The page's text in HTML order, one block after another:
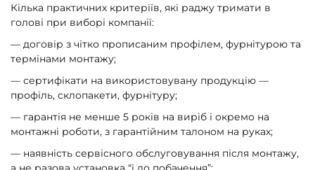
Кілька практичних критеріїв, які раджу тримати в
голові при виборі компанії:
— договір з чітко прописаним профілем, фурнітурою та
термінами монтажу;
— сертифікати на використовувану продукцію —
профіль, склопакети, фурнітуру;
— гарантія не менше 5 років на виріб і окремо на
монтажні роботи, з гарантійним талоном на руках;
— наявність сервісного обслуговування після монтажу,